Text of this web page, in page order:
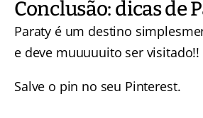
Conclusão: dicas de
Paraty é um destino
e deve muuuuuito ser visitado!!
Salve o pin no seu Pinterest.